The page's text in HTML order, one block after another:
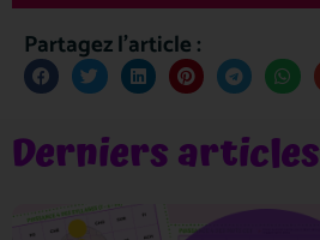
Partagez l'article :
Derniers articles